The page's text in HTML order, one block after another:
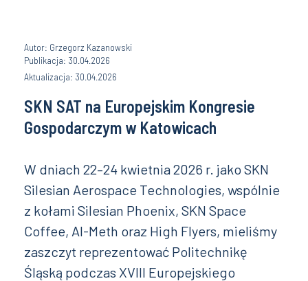
Autor: Grzegorz Kazanowski
Publikacja: 30.04.2026
Aktualizacja: 30.04.2026
SKN SAT na Europejskim Kongresie
Gospodarczym w Katowicach
W dniach 22–24 kwietnia 2026 r. jako SKN
Silesian Aerospace Technologies, wspólnie
z kołami Silesian Phoenix, SKN Space
Coffee, AI-Meth oraz High Flyers, mieliśmy
zaszczyt reprezentować Politechnikę
Śląską podczas XVIII Europejskiego